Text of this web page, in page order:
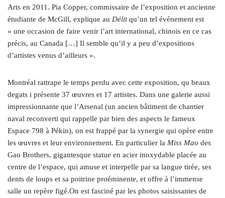
Arts en 2011. Pia Copper, commissaire de l’exposition et ancienne
étudiante de McGill, explique au Délitqu’un tel événement est
« une occasion de faire venir l’art international, chinois en ce cas
précis, au Canada […] Il semble qu’il y a peu d’expositions
d’artistes venus d’ailleurs ».
Montréal rattrape le temps perdu avec cette exposition, qu beaux
degats i présente 37 œuvres et 17 artistes. Dans une galerie aussi
impressionnante que l’Arsenal (un ancien bâtiment de chantier
naval reconverti qui rappelle par bien des aspects le fameux
Espace 798 à Pékin), on est frappé par la synergie qui opère entre
les œuvres et leur environnement. En particulier la Miss Mao des
Gao Brothers, gigantesque statue en acier inoxydable placée au
centre de l’espace, qui amuse et interpelle par sa langue tirée, ses
dents de loups et sa poitrine proéminente, et offre à l’immense
salle un repère figé.On est fasciné par les photos saisissantes de